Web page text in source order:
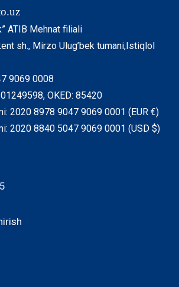
ATIB Mehnat filiali
sh., Mirzo Ulug’bek tumani,Istiqlol
9069 0008
OKED: 85420
2020 8978 9047 9069 0001 (EUR €)
2020 8840 5047 9069 0001 (USD $)